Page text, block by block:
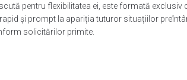
pentru flexibilitatea ei, este formată
și prompt la apariția tuturor situațiilor
solicitărilor primite.